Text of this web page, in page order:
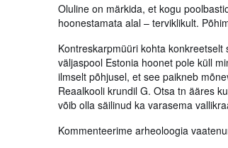
Oluline on märkida, et kogu
hoonestamata alal – terviklikult.
Kontreskarpmüüri kohta
väljaspool Estonia hoonet pole küll
ilmselt põhjusel, et see paikneb
Reaalkooli krundil G. Otsa tn ääres
võib olla säilinud ka varasema
Kommenteerime arheoloogia